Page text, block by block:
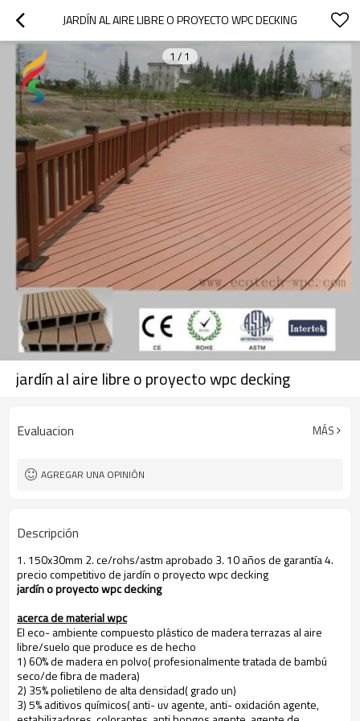
JARDÍN AL AIRE LIBRE O PROYECTO WPC DECKING
1/ 1
jardín al aire libre o proyecto wpc decking
Evaluacion MÁS
AGREGAR UNA OPINIÓN
Descripción
1. 150x30mm 2. ce/rohs/astm aprobado 3. 10 años de garantía 4.
precio competitivo de jardín o proyecto wpc decking
jardín o proyecto wpc decking
acerca de material wpc
El eco- ambiente compuesto plástico de madera terrazas al aire
libre/suelo que produce es de hecho
1) 60% de madera en polvo( profesionalmente tratada de bambú
seco/de fibra de madera)
2) 35% polietileno de alta densidad( grado un)
3) 5% aditivos químicos( anti- uv agente, anti- oxidación agente,